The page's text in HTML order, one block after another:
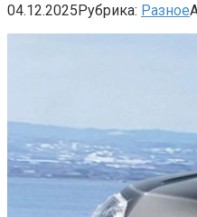
04.12.2025Рубрика: Разное